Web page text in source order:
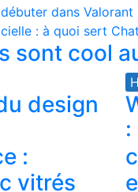
dans Valorant
: à quoi sert
sont cool
design
:
vitrés